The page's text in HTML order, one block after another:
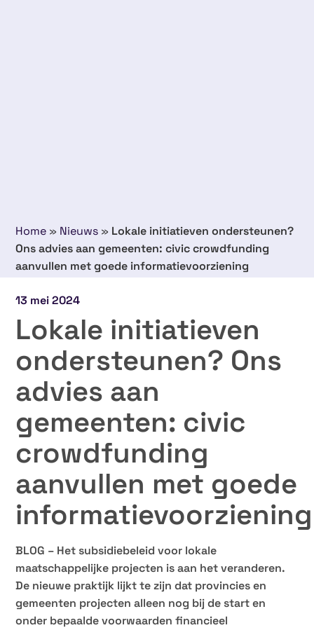
Home » Nieuws » Lokale initiatieven ondersteunen?
Ons advies aan gemeenten: civic crowdfunding
aanvullen met goede informatievoorziening
13 mei 2024
Lokale initiatieven
ondersteunen? Ons
advies aan
gemeenten: civic
crowdfunding
aanvullen met goede
informatievoorziening
BLOG – Het subsidiebeleid voor lokale
maatschappelijke projecten is aan het veranderen.
De nieuwe praktijk lijkt te zijn dat provincies en
gemeenten projecten alleen nog bij de start en
onder bepaalde voorwaarden financieel